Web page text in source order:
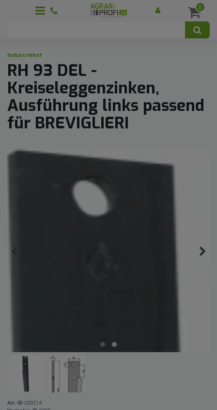
0
Industriehof
RH 93 DEL -
Kreiseleggenzinken,
Ausführung links passend
für BREVIGLIERI
Art.-ID 200214